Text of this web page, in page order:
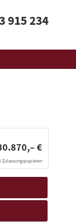
915 234
€
Zulassungspapieren